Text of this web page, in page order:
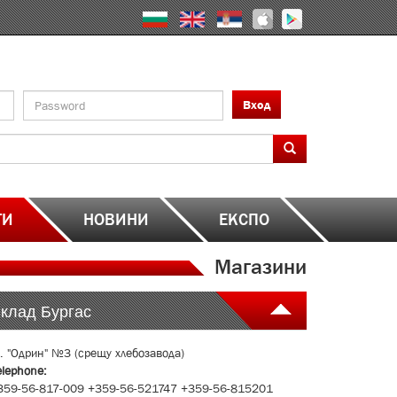
Вход
НОВИНИ ЕКСПО
Магазини
Бургас
"Одрин" №3 (срещу хлебозавода)
56-817-009 +359-56-521747 +359-56-815201